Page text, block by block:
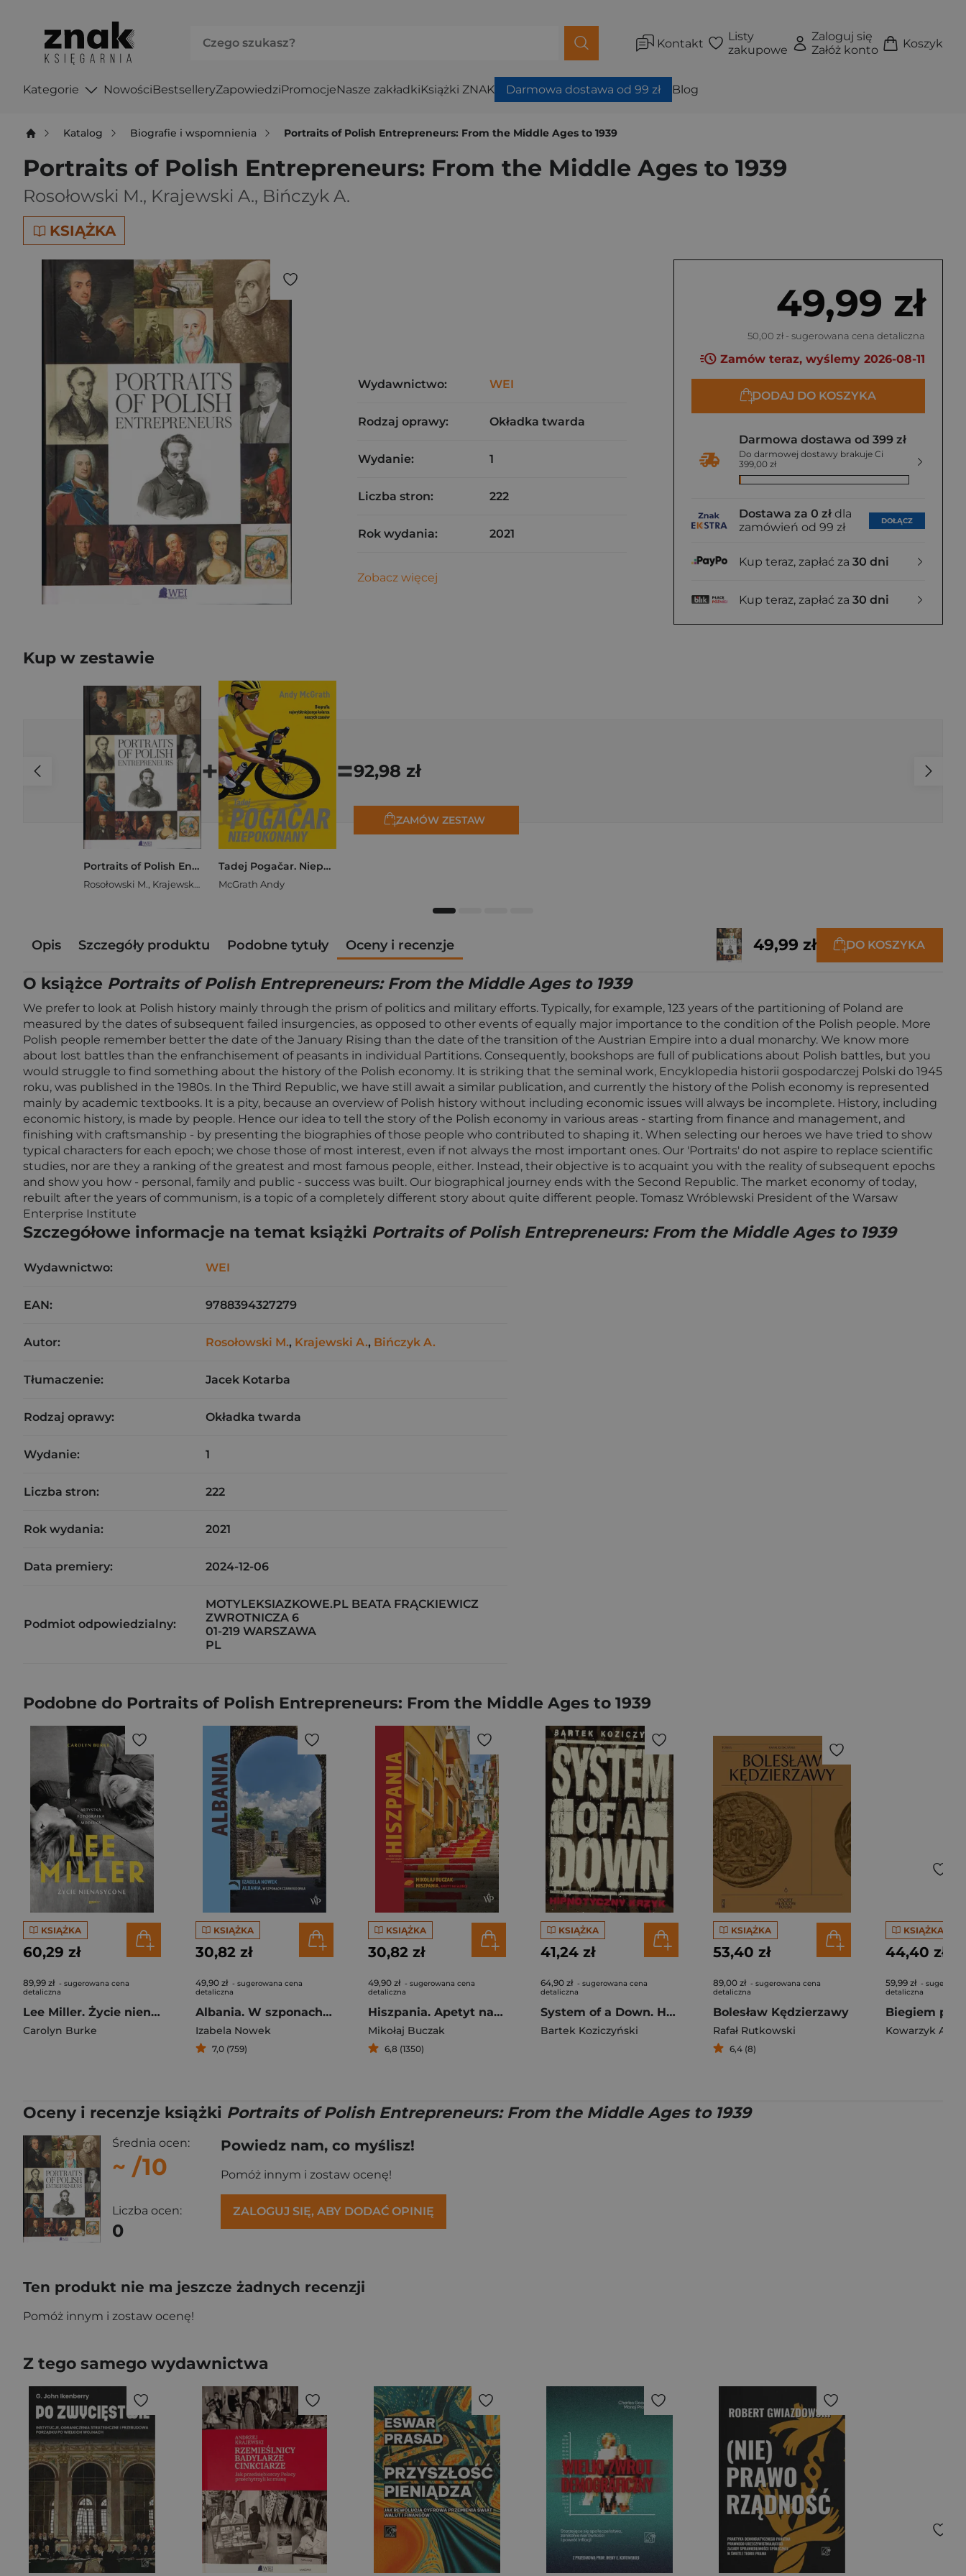
Kontakt
Listy
zakupowe
Zaloguj się
Załóż konto
Koszyk
Kategorie NowościBestselleryZapowiedziPromocjeNasze zakładkiKsiążki ZNAK Darmowa dostawa od 99 zł Blog
Katalog Biografie i wspomnienia Portraits of Polish Entrepreneurs: From the Middle Ages to 1939
Portraits of Polish Entrepreneurs: From the Middle Ages to 1939
Rosołowski M., Krajewski A., Bińczyk A.
KSIĄŻKA
49,99 zł
50,00 zł - sugerowana cena detaliczna
Zamów teraz, wyślemy 2026-08-11
DODAJ DO KOSZYKA
Darmowa dostawa od 399 zł
Do darmowej dostawy brakuje Ci
399,00 zł
Dostawa za 0 zł dla
zamówień od 99 zł
DOŁĄCZ
Kup teraz, zapłać za 30 dni
Kup teraz, zapłać za 30 dni
Wydawnictwo: WEI
Rodzaj oprawy: Okładka twarda
Wydanie: 1
Liczba stron: 222
Rok wydania: 2021
Zobacz więcej
Kup w zestawie
Portraits of Polish Entrepreneurs: From the Middle Ages to 1939
Rosołowski M., Krajewski A. Bińczyk A.
+
Tadej Pogačar. Niepokonany
McGrath Andy
=92,98 zł
ZAMÓW ZESTAW
Opis Szczegóły produktu Podobne tytuły Oceny i recenzje 49,99 zł DO KOSZYKA
O książce Portraits of Polish Entrepreneurs: From the Middle Ages to 1939
We prefer to look at Polish history mainly through the prism of politics and military efforts. Typically, for example, 123 years of the partitioning of Poland are
measured by the dates of subsequent failed insurgencies, as opposed to other events of equally major importance to the condition of the Polish people. More
Polish people remember better the date of the January Rising than the date of the transition of the Austrian Empire into a dual monarchy. We know more
about lost battles than the enfranchisement of peasants in individual Partitions. Consequently, bookshops are full of publications about Polish battles, but you
would struggle to find something about the history of the Polish economy. It is striking that the seminal work, Encyklopedia historii gospodarczej Polski do 1945
roku, was published in the 1980s. In the Third Republic, we have still await a similar publication, and currently the history of the Polish economy is represented
mainly by academic textbooks. It is a pity, because an overview of Polish history without including economic issues will always be incomplete. History, including
economic history, is made by people. Hence our idea to tell the story of the Polish economy in various areas - starting from finance and management, and
finishing with craftsmanship - by presenting the biographies of those people who contributed to shaping it. When selecting our heroes we have tried to show
typical characters for each epoch; we chose those of most interest, even if not always the most important ones. Our 'Portraits' do not aspire to replace scientific
studies, nor are they a ranking of the greatest and most famous people, either. Instead, their objective is to acquaint you with the reality of subsequent epochs
and show you how - personal, family and public - success was built. Our biographical journey ends with the Second Republic. The market economy of today,
rebuilt after the years of communism, is a topic of a completely different story about quite different people. Tomasz Wróblewski President of the Warsaw
Enterprise Institute
Szczegółowe informacje na temat książki Portraits of Polish Entrepreneurs: From the Middle Ages to 1939
Wydawnictwo: WEI
EAN: 9788394327279
Autor: Rosołowski M., Krajewski A., Bińczyk A.
Tłumaczenie: Jacek Kotarba
Rodzaj oprawy: Okładka twarda
Wydanie: 1
Liczba stron: 222
Rok wydania: 2021
Data premiery: 2024-12-06
Podmiot odpowiedzialny:
MOTYLEKSIAZKOWE.PL BEATA FRĄCKIEWICZ
ZWROTNICZA 6
01-219 WARSZAWA
PL
Podobne do Portraits of Polish Entrepreneurs: From the Middle Ages to 1939
KSIĄŻKA
60,29 zł
89,99 zł - sugerowana cena
detaliczna
Lee Miller. Życie nienasycone
Carolyn Burke
KSIĄŻKA
30,82 zł
49,90 zł - sugerowana cena
detaliczna
Albania. W szponach czarnego orła
Izabela Nowek
7,0 (759)
KSIĄŻKA
30,82 zł
49,90 zł - sugerowana cena
detaliczna
Hiszpania. Apetyt na słońce
Mikołaj Buczak
6,8 (1350)
KSIĄŻKA
41,24 zł
64,90 zł - sugerowana cena
detaliczna
System of a Down. Hipnotyczny krzyk wyd. 2
Bartek Koziczyński
KSIĄŻKA
53,40 zł
89,00 zł - sugerowana cena
detaliczna
Bolesław Kędzierzawy
Rafał Rutkowski
6,4 (8)
KSIĄŻKA
44,40 zł
59,99 zł -
detaliczna
Kowarzyk
Oceny i recenzje książki Portraits of Polish Entrepreneurs: From the Middle Ages to 1939
Średnia ocen:
~ /10
Liczba ocen:
0
Powiedz nam, co myślisz!
Pomóż innym i zostaw ocenę!
ZALOGUJ SIĘ, ABY DODAĆ OPINIĘ
Ten produkt nie ma jeszcze żadnych recenzji
Pomóż innym i zostaw ocenę!
Z tego samego wydawnictwa